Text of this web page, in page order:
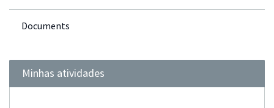
Documents
Minhas atividades